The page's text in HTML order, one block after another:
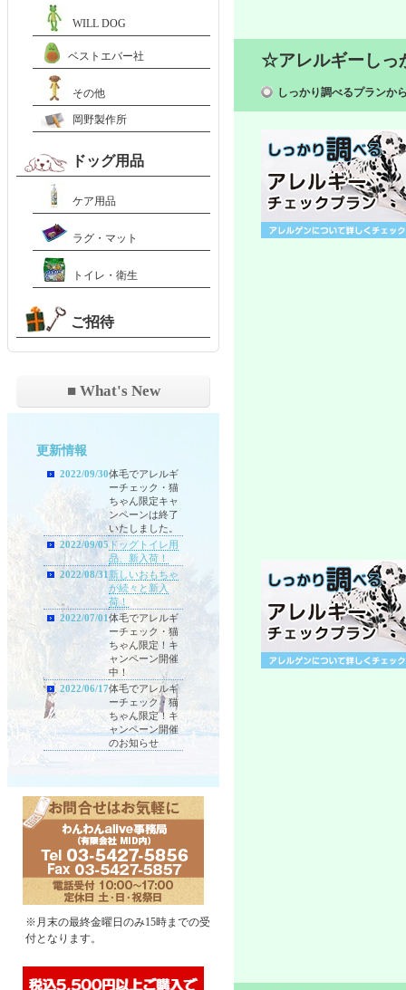
☆アレルギーしっ
しっかり調べるプランか
WILL DOG
ベストエバー社
その他
岡野製作所
ドッグ用品
ケア用品
ラグ・マット
トイレ・衛生
ご招待
■ What's New
更新情報
2022/09/30体毛でアレルギ
ーチェック・猫
ちゃん限定キャ
ンペーンは終了
いたしました。
2022/09/05 ドッグトイレ用
品、新入荷！
2022/08/31 新しいおもちゃ
が続々と新入
荷！
2022/07/01体毛でアレルギ
ーチェック・猫
ちゃん限定！キ
ャンペーン開催
中！
2022/06/17体毛でアレルギ
ーチェック・猫
ちゃん限定！キ
ャンペーン開催
のお知らせ
※月末の最終金曜日のみ15時までの受
付となります。